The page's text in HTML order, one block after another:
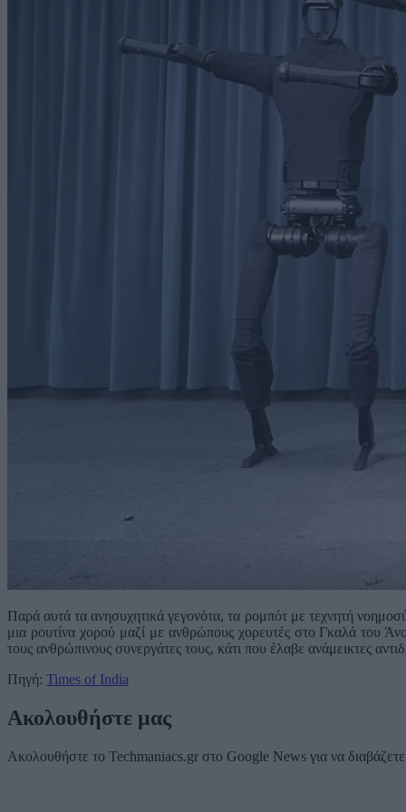
Παρά αυτά τα ανησυχητικά γεγονότα, τα ρομπότ με τεχνητή
μια ρουτίνα χορού μαζί με ανθρώπους χορευτές στο Γκαλά του
τους ανθρώπινους συνεργάτες τους, κάτι που έλαβε ανάμεικτες
Πηγή: Times of India
Ακολουθήστε μας
Ακολουθήστε το Techmaniacs.gr στο Google News για να